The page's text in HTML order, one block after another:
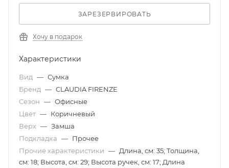
ЗАРЕЗЕРВИРОВАТЬ
Хочу в подарок
Характеристики
Вид — Сумка
Бренд — CLAUDIA FIRENZE
Сезон — Офисные
Цвет — Коричневый
Верх — Замша
Подкладка — Прочее
Прочие характеристики — Длина, см: 35; Толщина,
см: 18; Высота, см: 29; Высота ручек, см: 17; Длина